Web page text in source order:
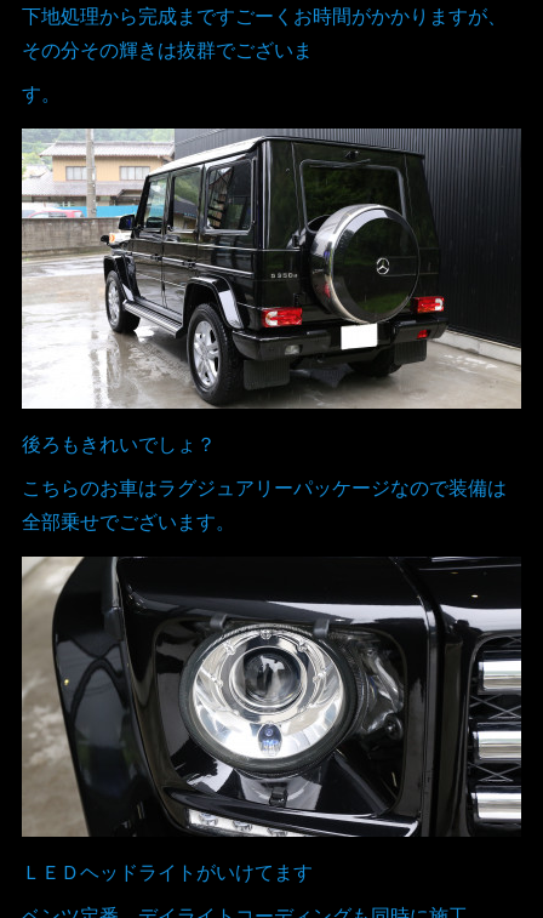
下地処理から完成まですごーくお時間がかかりますが、
その分その輝きは抜群でございま
す。
後ろもきれいでしょ？
こちらのお車はラグジュアリーパッケージなので装備は
全部乗せでございます。
ＬＥＤヘッドライトがいけてます